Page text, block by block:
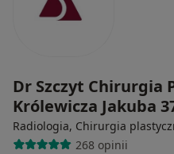
Dr Szczyt Chirurgia
Królewicza Jakuba
Radiologia, Chirurgia
268 opinii